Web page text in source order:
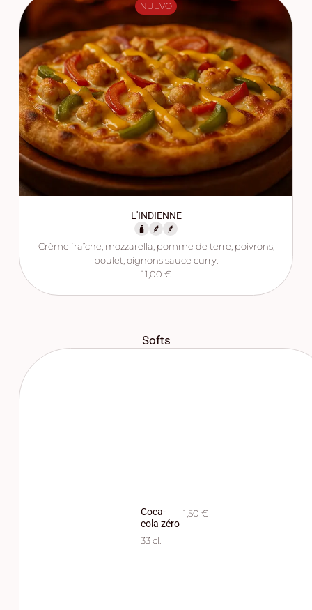
NUEVO
L'INDIENNE
Crème fraîche, mozzarella, pomme de terre, poivrons,
poulet, oignons sauce curry.
11,00 €
Softs
Coca-
cola zéro
33 cl.
1,50 €